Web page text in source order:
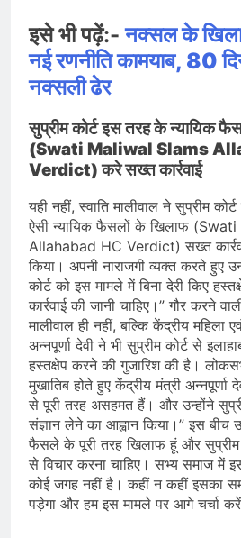
इसे भी पढ़ें:-नक्सल के
नई रणनीति कामयाब, 80
नक्सली ढेर
सुप्रीम कोर्ट इस तरह के न्यायिक
(Swati Maliwal Slams
Verdict) करे सख्त कार्रवाई
यही नहीं, स्वाति मालीवाल ने सुप्रीम
ऐसी न्यायिक फैसलों के खिलाफ
Allahabad HC Verdict) सख्त
किया। अपनी नाराजगी व्यक्त करते हुए
कोर्ट को इस मामले में बिना देरी किए
कार्रवाई की जानी चाहिए।” गौर करने
मालीवाल ही नहीं, बल्कि केंद्रीय महिला
अन्नपूर्णा देवी ने भी सुप्रीम कोर्ट से
हस्तक्षेप करने की गुजारिश की है।
मुखातिब होते हुए केंद्रीय मंत्री
से पूरी तरह असहमत हैं। और उन्होंने
संज्ञान लेने का आह्वान किया।” इस बीच
फैसले के पूरी तरह खिलाफ हूं और सुप्रीम
से विचार करना चाहिए। सभ्य समाज
कोई जगह नहीं है। कहीं न कहीं इसका
पड़ेगा और हम इस मामले पर आगे चर्चा